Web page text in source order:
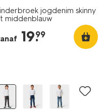
jogdenim skinny
middenblauw
19.
99